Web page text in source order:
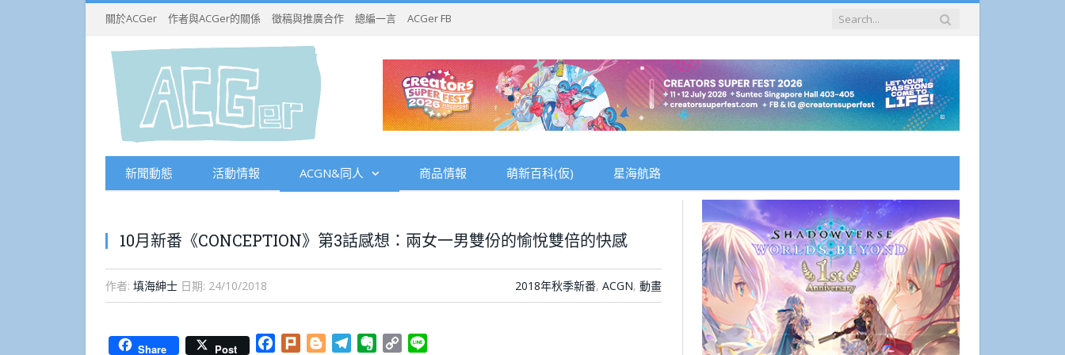
關於ACGer 作者與ACGer的關係 徵稿與推廣合作 總編一言 ACGer FB
新聞動態 活動情報 ACGN&同人 商品情報 萌新百科(仮) 星海航路
10月新番《CONCEPTION》第3話感想：兩女一男雙份的愉悅雙倍的快感
作者: 填海紳士 日期: 24/10/2018 2018年秋季新番, ACGN, 動畫
Share Post Facebook
Plurk BloggerTelegramEvernote
Copy